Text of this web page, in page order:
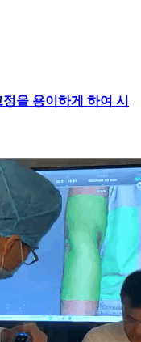
을 용이하게 하여 시